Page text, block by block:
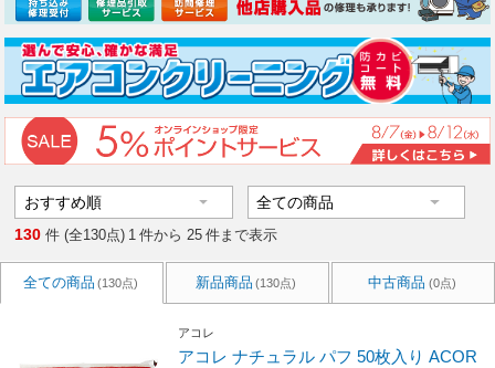
130 件 (全130点) 1 件から 25 件まで表示
全ての商品 (130点) 新品商品 (130点) 中古商品 (0点)
アコレ
アコレ ナチュラル パフ 50枚入り ACOR